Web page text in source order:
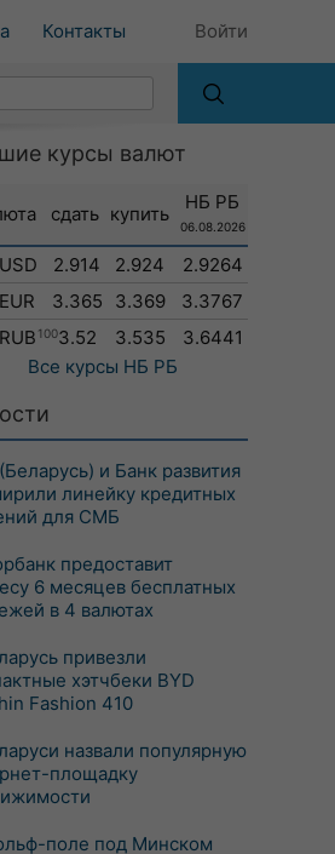
Контакты Войти
курсы валют
сдать купить
НБ РБ
06.08.2026
USD 2.914 2.924
2.9264
EUR
3.365 3.369
3.3767
RUB 1003.52 3.535
3.6441
Все курсы НБ РБ
и Банк развития
линейку кредитных
для СМБ
предоставит
6 месяцев бесплатных
в 4 валютах
привезли
хэтчбеки BYD
Fashion 410
назвали популярную
площадку
поле под Минском